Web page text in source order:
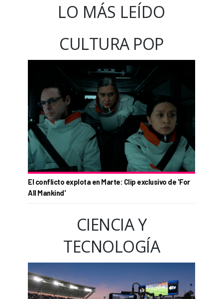
LO MÁS LEÍDO
CULTURA POP
El conflicto explota en Marte: Clip exclusivo de 'For
All Mankind'
CIENCIA Y
TECNOLOGÍA